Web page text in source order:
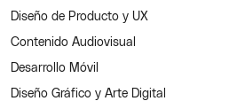
Diseño de Producto y UX
Contenido Audiovisual
Desarrollo Móvil
Diseño Gráfico y Arte Digital